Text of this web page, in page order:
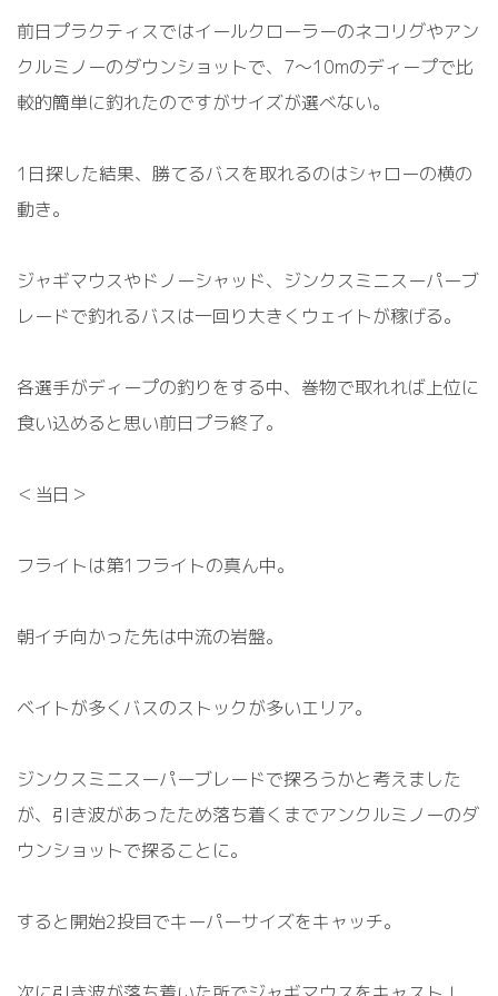
前日プラクティスではイールクローラーのネコリグやアン
クルミノーのダウンショットで、 7～10mのディープで比
較的簡単に釣れたのですがサイズが選べない。
1 日探した結果、勝てるバスを取れるのはシャローの横の
動き。
ジャギマウスやドノーシャッド、ジンクスミニスーパーブ
レードで釣れるバスは一回り大きくウェイトが稼げる。
各選手がディープの釣りをする中、巻物で取れれば上位に
食い込めると思い前日プラ終了。
＜当日＞
フライトは第1 フライトの真ん中。
朝イチ向かった先は中流の岩盤。
ベイトが多くバスのストックが多いエリア。
ジンクスミニスーパーブレードで探ろうかと考えました
が、引き波があったため落ち着くまでアンクルミノーのダ
ウンショットで探ることに。
すると開始2投目でキーパーサイズをキャッチ。